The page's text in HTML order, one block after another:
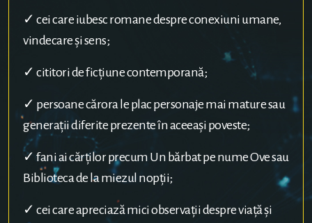
✓ cei care iubesc romane despre conexiuni umane,
vindecare și sens;
✓ cititori de ficțiune contemporană;
✓ persoane cărora le plac personaje mai mature sau
generații diferite prezente în aceeași poveste;
✓ fani ai cărților precum Un bărbat pe nume Ove sau
Biblioteca de la miezul nopții;
✓ cei care apreciază mici observații despre viață și